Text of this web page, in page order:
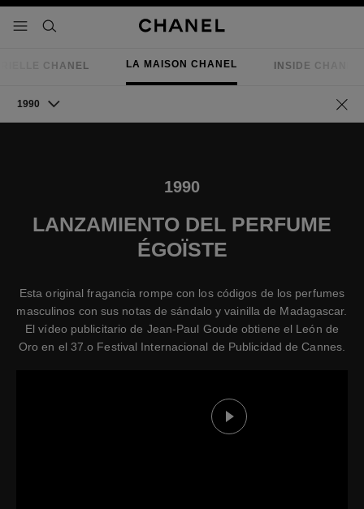
- navegación principal
buscar
CHANEL LA MAISON CHANEL INSIDE CHANEL
1990
Ver el vídeo
1990
LANZAMIENTO DEL PERFUME
ÉGOÏSTE
Esta original fragancia rompe con los códigos de los perfumes
masculinos con sus notas de sándalo y vainilla de Madagascar.
El vídeo publicitario de Jean-Paul Goude obtiene el León de
Oro en el 37.o Festival Internacional de Publicidad de Cannes.